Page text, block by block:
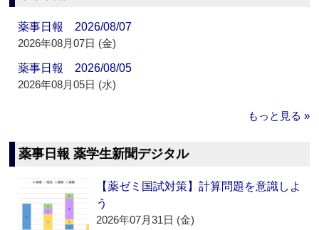
薬事日報 2026/08/07
2026年08月07日 (金)
薬事日報 2026/08/05
2026年08月05日 (水)
もっと見る »
薬事日報 薬学生新聞デジタル
【薬ゼミ国試対策】計算問題を意識しよ
う
2026年07月31日 (金)